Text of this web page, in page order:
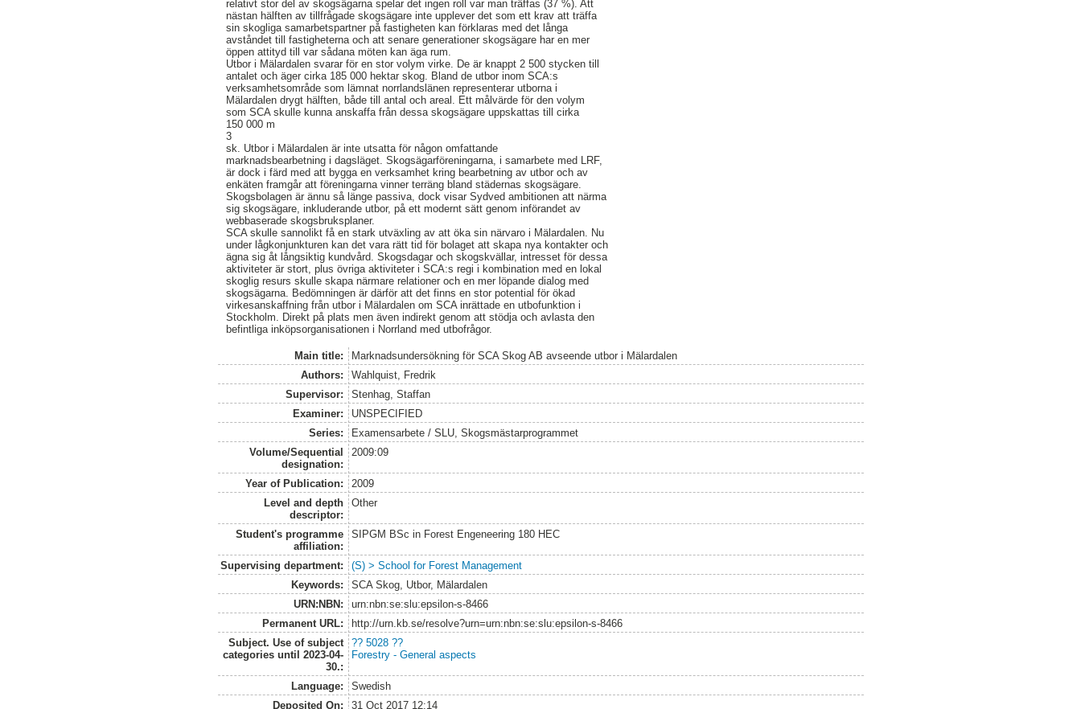
relativt stor del av skogsägarna spelar det ingen roll var man träffas (37 %). Att
nästan hälften av tillfrågade skogsägare inte upplever det som ett krav att träffa
sin skogliga samarbetspartner på fastigheten kan förklaras med det långa
avståndet till fastigheterna och att senare generationer skogsägare har en mer
öppen attityd till var sådana möten kan äga rum.
Utbor i Mälardalen svarar för en stor volym virke. De är knappt 2 500 stycken till
antalet och äger cirka 185 000 hektar skog. Bland de utbor inom SCA:s
verksamhetsområde som lämnat norrlandslänen representerar utborna i
Mälardalen drygt hälften, både till antal och areal. Ett målvärde för den volym
som SCA skulle kunna anskaffa från dessa skogsägare uppskattas till cirka
150 000 m
3
sk. Utbor i Mälardalen är inte utsatta för någon omfattande
marknadsbearbetning i dagsläget. Skogsägarföreningarna, i samarbete med LRF,
är dock i färd med att bygga en verksamhet kring bearbetning av utbor och av
enkäten framgår att föreningarna vinner terräng bland städernas skogsägare.
Skogsbolagen är ännu så länge passiva, dock visar Sydved ambitionen att närma
sig skogsägare, inkluderande utbor, på ett modernt sätt genom införandet av
webbaserade skogsbruksplaner.
SCA skulle sannolikt få en stark utväxling av att öka sin närvaro i Mälardalen. Nu
under lågkonjunkturen kan det vara rätt tid för bolaget att skapa nya kontakter och
ägna sig åt långsiktig kundvård. Skogsdagar och skogskvällar, intresset för dessa
aktiviteter är stort, plus övriga aktiviteter i SCA:s regi i kombination med en lokal
skoglig resurs skulle skapa närmare relationer och en mer löpande dialog med
skogsägarna. Bedömningen är därför att det finns en stor potential för ökad
virkesanskaffning från utbor i Mälardalen om SCA inrättade en utbofunktion i
Stockholm. Direkt på plats men även indirekt genom att stödja och avlasta den
befintliga inköpsorganisationen i Norrland med utbofrågor.
Main title:
Marknadsundersökning för SCA Skog AB avseende utbor i Mälardalen
Authors:
Wahlquist, Fredrik
Supervisor:
Stenhag, Staffan
Examiner:
UNSPECIFIED
Series:
Examensarbete / SLU, Skogsmästarprogrammet
Volume/Sequential
designation:
2009:09
Year of Publication:
2009
Level and depth
descriptor:
Other
Student's programme
affiliation:
SIPGM BSc in Forest Engeneering 180 HEC
Supervising department:
(S) > School for Forest Management
Keywords:
SCA Skog, Utbor, Mälardalen
URN:NBN:
urn:nbn:se:slu:epsilon-s-8466
Permanent URL:
http://urn.kb.se/resolve?urn=urn:nbn:se:slu:epsilon-s-8466
Subject. Use of subject
categories until 2023-04-
30.:
?? 5028 ??
Forestry - General aspects
Language:
Swedish
Deposited On:
31 Oct 2017 12:14